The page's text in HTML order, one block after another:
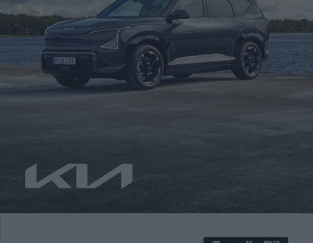
Sverige – VW lanserar
laddbox för dubbelriktad
laddning
Med Vehicle to Home (V2H) och Vehicle to Grid (V2G) kan en
elbil bli ett rullande energilager. Det ofta stora batteriet kan
hushåll med V2H, eller sälja tillbaka den till elnätet under
timmar på dygnet när behovet är som störst med V2G. […]